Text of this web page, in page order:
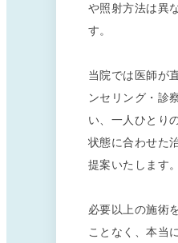
や照射方法は異
す。
当院では医師が
ンセリング・診
い、一人ひとり
状態に合わせた
提案いたします。
必要以上の施術
ことなく、本当